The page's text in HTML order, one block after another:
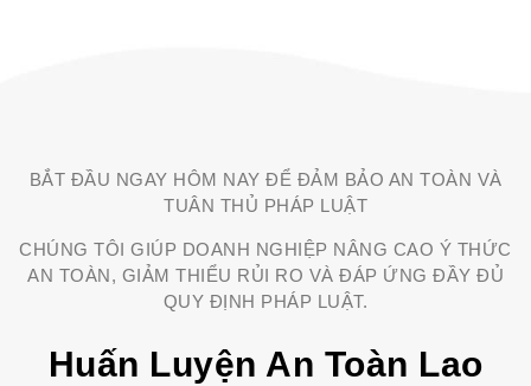
BẮT ĐẦU NGAY HÔM NAY ĐỂ ĐẢM BẢO AN TOÀN VÀ
TUÂN THỦ PHÁP LUẬT
CHÚNG TÔI GIÚP DOANH NGHIỆP NÂNG CAO Ý THỨC
AN TOÀN, GIẢM THIỂU RỦI RO VÀ ĐÁP ỨNG ĐẦY ĐỦ
QUY ĐỊNH PHÁP LUẬT.
Huấn Luyện An Toàn Lao